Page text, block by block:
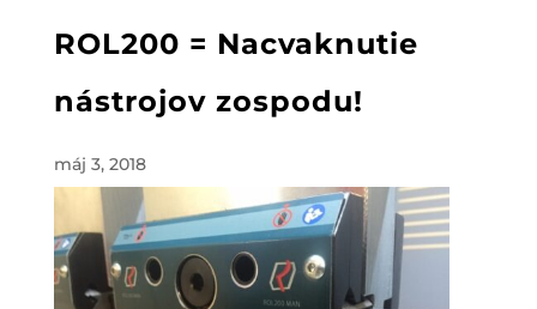
ROL200 = Nacvaknutie
nástrojov zospodu!
máj 3, 2018